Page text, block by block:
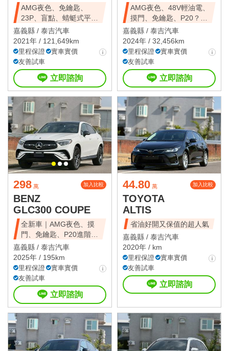
AMG夜色、免鑰匙、
23P、盲點、蜻蜓式平把
方向盤、電尾門
嘉義縣 / 泰吉汽車
2021年 / 121,649km
里程保證
實車實價
友善試車
立即諮詢
AMG夜色、48V輕油電、
摸門、免鑰匙、P20？、
360環景
嘉義縣 / 泰吉汽車
2024年 / 32,456km
里程保證
實車實價
友善試車
立即諮詢
298 萬 加入比較
BENZ
GLC300 COUPE
全新車｜AMG夜色、摸
門、免鑰匙、P20進階跟
車
嘉義縣 / 泰吉汽車
2025年 / 195km
里程保證
實車實價
友善試車
立即諮詢
44.80 萬 加入比較
TOYOTA
ALTIS
省油好開又保值的超人氣
嘉義縣 / 泰吉汽車
2020年 / km
里程保證
實車實價
友善試車
立即諮詢